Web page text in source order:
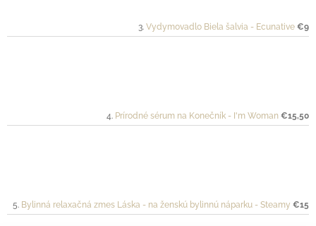
Vydymovadlo Biela šalvia - Ecunative €9
Prírodné sérum na Konečník - I'm Woman €15,50
Bylinná relaxačná zmes Láska - na ženskú bylinnú náparku - Steamy €15